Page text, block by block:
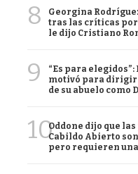
8
Georgina
tras las críticas por
le dijo Cristiano
9
“Es para
motivó para dirigir
de su abuelo como
10Oddone dijo que
Cabildo Abierto
pero requieren